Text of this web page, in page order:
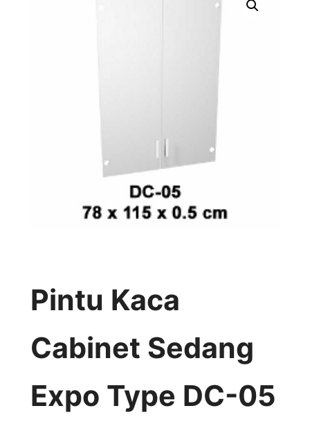
Pintu Kaca
Cabinet Sedang
Expo Type DC-05